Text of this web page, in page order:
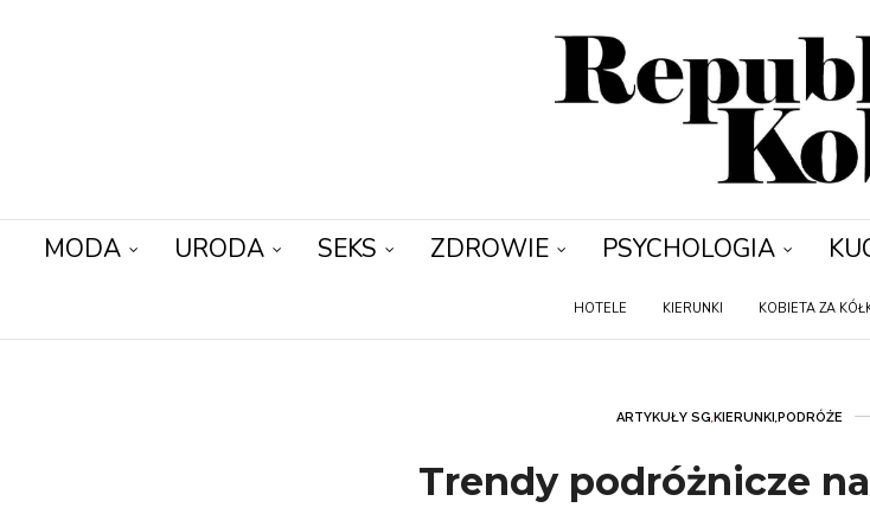
MODA URODA SEKS ZDROWIE PSYCHOLOGIA
HOTELE KIERUNKI KOBIETA ZA
ARTYKUŁY SG,KIERUNKI,PODRÓŻE
Trendy podróżnicze